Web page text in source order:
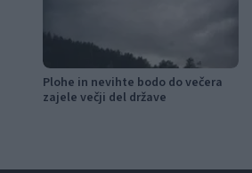
Plohe in nevihte bodo do večera
zajele večji del države